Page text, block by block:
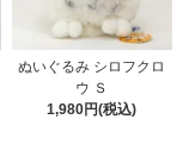
ぬいぐるみ シロフクロ
ウ Ｓ
1,980円(税込)